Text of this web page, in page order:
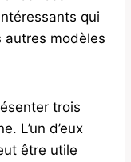
qui
autres modèles
trois
L’un d’eux
être utile